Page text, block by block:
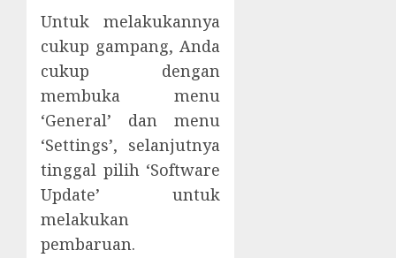
Untuk melakukannya
cukup gampang, Anda
cukup dengan
membuka menu
‘General’ dan menu
‘Settings’, selanjutnya
tinggal pilih ‘Software
Update’ untuk
melakukan
pembaruan.